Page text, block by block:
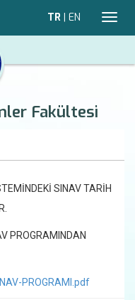
TR | EN
Fakültesi
SINAV TARİH
PROGRAMINDAN
PROGRAMI.pdf